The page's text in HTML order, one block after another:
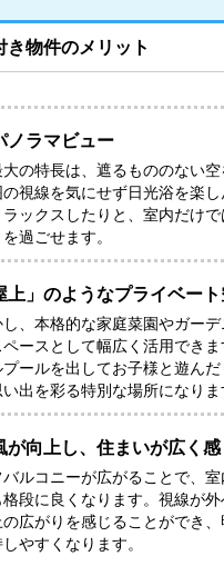
き物件のメリット
ノラマビュー
の特長は、遮るもののない
視線を気にせず日光浴を楽
ックスしたりと、室内だけ
過ごせます。
上」のようなプライベート
、本格的な家庭菜園やガー
ースとして幅広く活用できま
ールを出してお子様と遊んだ
出を彩る特別な場所になりま
が向上し、住まいが広く感
ルコニーが広がることで、
段に良くなります。視線が
広がりを感じることができ
やすくなります。